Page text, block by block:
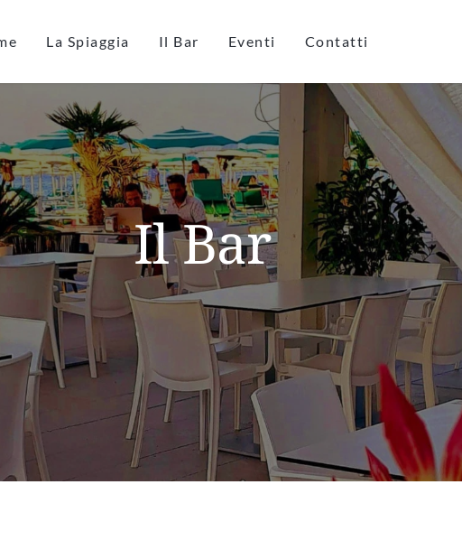
La Spiaggia Il Bar Eventi Contatti
Il Bar